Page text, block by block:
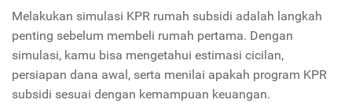
Melakukan simulasi KPR rumah subsidi adalah langkah
penting sebelum membeli rumah pertama. Dengan
simulasi, kamu bisa mengetahui estimasi cicilan,
persiapan dana awal, serta menilai apakah program KPR
subsidi sesuai dengan kemampuan keuangan.